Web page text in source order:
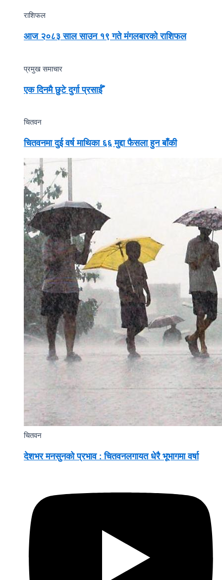
राशिफल
आज २०८३ साल साउन १९ गते मंगलबारको राशिफल
प्रमुख समाचार
एक दिनमै छुटे दुर्गा प्रसाईँ
चितवन
चितवनमा दुई वर्ष माथिका ६६ मुद्दा फैसला हुन बाँकी
चितवन
देशभर मनसुनको प्रभाव : चितवनलगायत धेरै भूभागमा वर्षा